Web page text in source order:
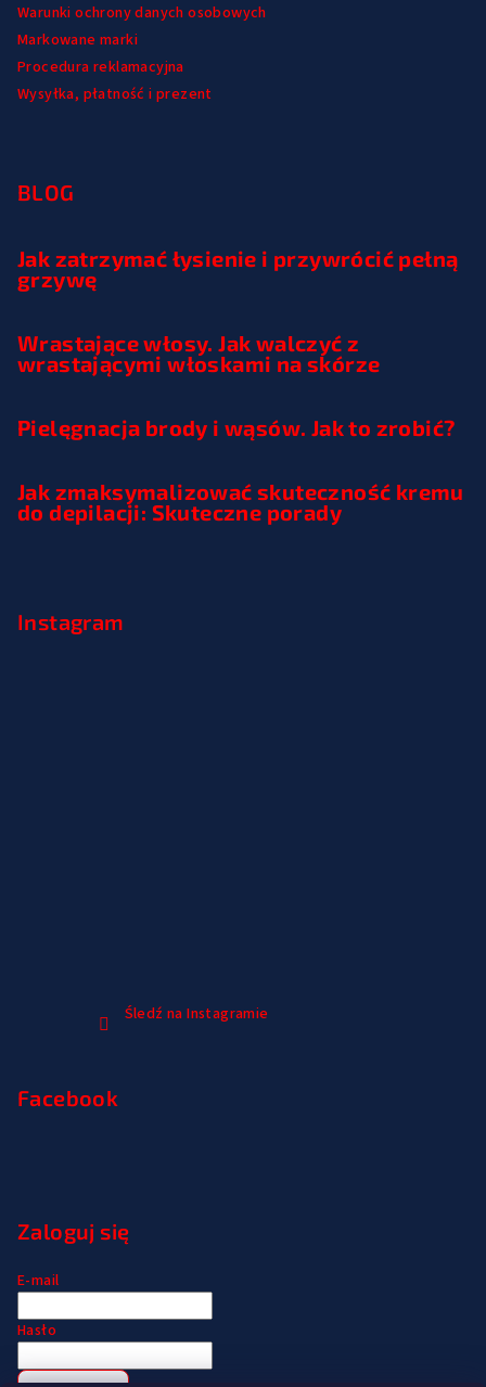
Warunki ochrony danych osobowych
Markowane marki
Procedura reklamacyjna
Wysyłka, płatność i prezent
BLOG
Jak zatrzymać łysienie i przywrócić pełną
grzywę
Wrastające włosy. Jak walczyć z
wrastającymi włoskami na skórze
Pielęgnacja brody i wąsów. Jak to zrobić?
Jak zmaksymalizować skuteczność kremu
do depilacji: Skuteczne porady
Instagram
Śledź na Instagramie
Facebook
Zaloguj się
E-mail
Hasło